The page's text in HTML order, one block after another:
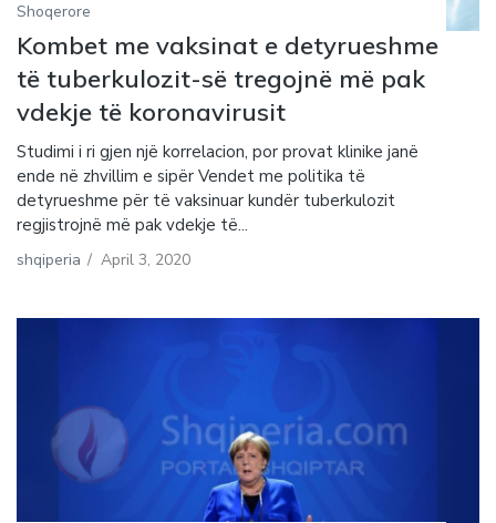
Shoqerore
Kombet me vaksinat e detyrueshme
të tuberkulozit-së tregojnë më pak
vdekje të koronavirusit
Studimi i ri gjen një korrelacion, por provat klinike janë
ende në zhvillim e sipër Vendet me politika të
detyrueshme për të vaksinuar kundër tuberkulozit
regjistrojnë më pak vdekje të...
shqiperia / April 3, 2020